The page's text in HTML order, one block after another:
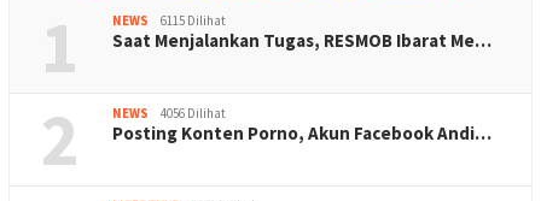
1 NEWS 6115 Dilihat
Saat Menjalankan Tugas, RESMOB Ibarat Me…
2 NEWS 4056 Dilihat
Posting Konten Porno, Akun Facebook Andi…